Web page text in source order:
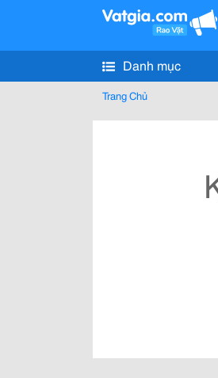
Danh mục
Trang Chủ